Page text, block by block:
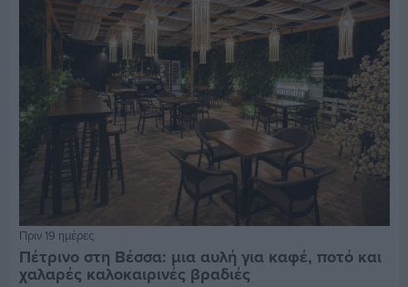
Πριν 19 ημέρες
Πέτρινο στη Βέσσα: μια αυλή για καφέ, ποτό και
χαλαρές καλοκαιρινές βραδιές